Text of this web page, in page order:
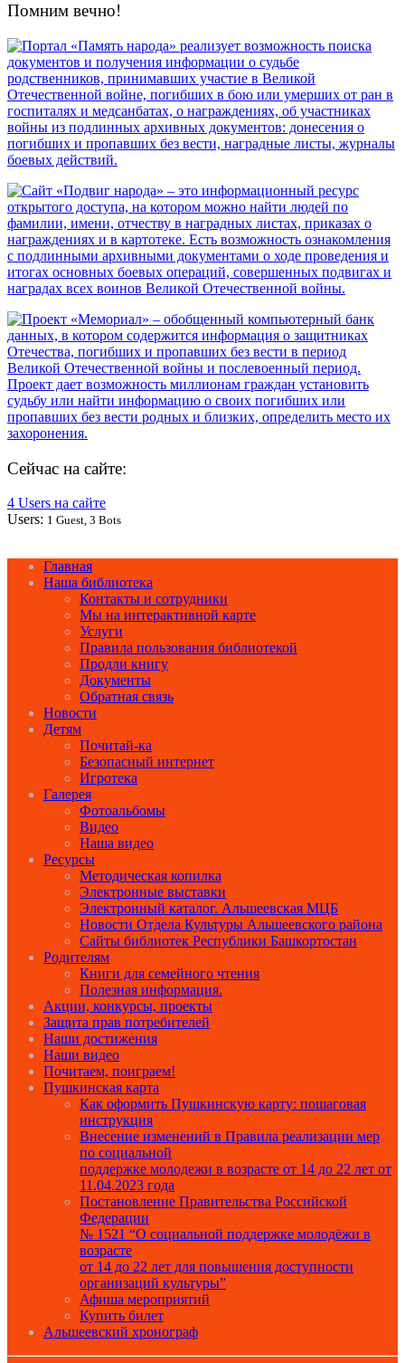
Помним вечно!
Сейчас на сайте:
4 Users на сайте
Users: 1 Guest, 3 Bots
Главная
Наша библиотека
Контакты и сотрудники
Мы на интерактивной карте
Услуги
Правила пользования библиотекой
Продли книгу
Документы
Обратная связь
Новости
Детям
Почитай-ка
Безопасный интернет
Игротека
Галерея
Фотоальбомы
Видео
Наша видео
Ресурсы
Методическая копилка
Электронные выставки
Электронный каталог. Альшеевская МЦБ
Новости Отдела Культуры Альшеевского района
Сайты библиотек Республики Башкортостан
Родителям
Книги для семейного чтения
Полезная информация.
Акции, конкурсы, проекты
Защита прав потребителей
Наши достижения
Наши видео
Почитаем, поиграем!
Пушкинская карта
Как оформить Пушкинскую карту: пошаговая
инструкция
Внесение изменений в Правила реализации мер
по социальной
поддержке молодежи в возрасте от 14 до 22 лет от
11.04.2023 года
Постановление Правительства Российской
Федерации
№ 1521 “О социальной поддержке молодёжи в
возрасте
от 14 до 22 лет для повышения доступности
организаций культуры”
Афиша мероприятий
Купить билет
Альшеевский хронограф